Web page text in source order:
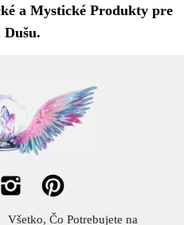
a Mystické Produkty pre
Dušu.
Všetko, Čo Potrebujete na